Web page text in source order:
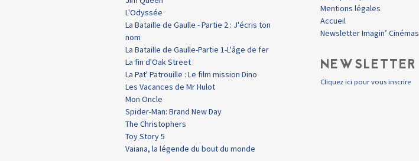
L'Odyssée
La Bataille de Gaulle - Partie 2 : J'écris ton
nom
La Bataille de Gaulle-Partie 1-L'âge de fer
La fin d'Oak Street
La Pat' Patrouille : Le film mission Dino
Les Vacances de Mr Hulot
Mon Oncle
Spider-Man: Brand New Day
The Christophers
Toy Story 5
Vaiana, la légende du bout du monde
Mentions légales
Accueil
Newsletter Imagin’ Cinémas
NEWSLETTER
Cliquez ici pour vous inscrire